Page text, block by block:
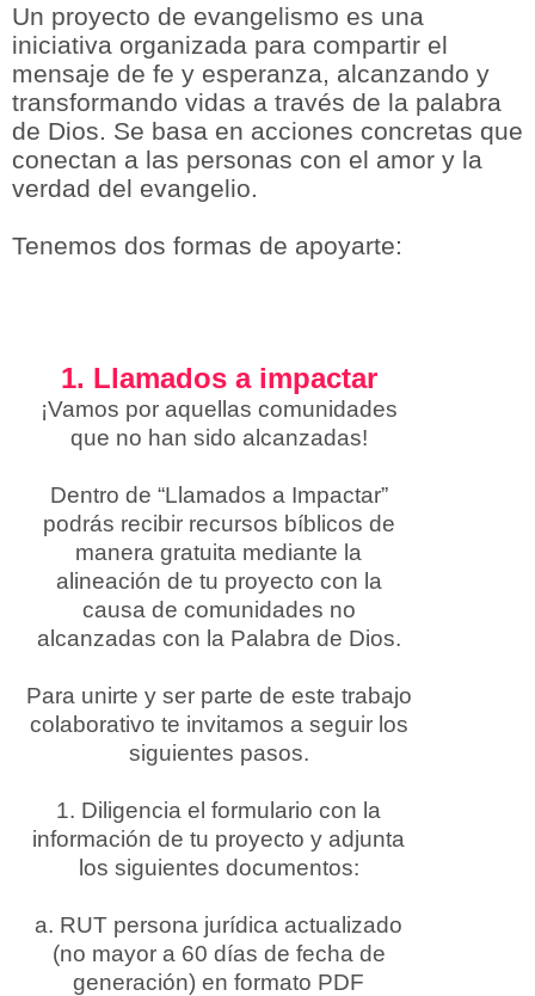
Un proyecto de evangelismo es una
iniciativa organizada para compartir el
mensaje de fe y esperanza, alcanzando y
transformando vidas a través de la palabra
de Dios. Se basa en acciones concretas que
conectan a las personas con el amor y la
verdad del evangelio.
Tenemos dos formas de apoyarte:
1. Llamados a impactar
¡Vamos por aquellas comunidades
que no han sido alcanzadas!
Dentro de “Llamados a Impactar”
podrás recibir recursos bíblicos de
manera gratuita mediante la
alineación de tu proyecto con la
causa de comunidades no
alcanzadas con la Palabra de Dios.
Para unirte y ser parte de este trabajo
colaborativo te invitamos a seguir los
siguientes pasos.
1. Diligencia el formulario con la
información de tu proyecto y adjunta
los siguientes documentos:
a. RUT persona jurídica actualizado
(no mayor a 60 días de fecha de
generación) en formato PDF